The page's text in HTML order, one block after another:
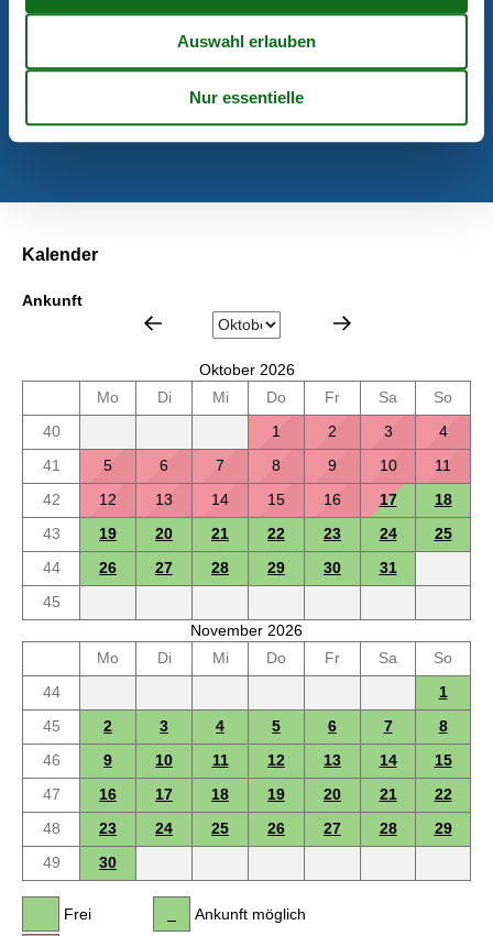
Kurzurlaub zu machen, typischerweise außerhalb der
Hochsaison.
Kalender
Ankunft
Oktober 2026
Mo
Di Mi Do Fr Sa
So
40
1 2 3
4
41
5 6 7 8 9 10
11
42
12 13 14 15 16 17
18
43
19 20 21 22 23 24
25
44
26 27 28 29 30
31
45
November 2026
Mo
Di Mi Do Fr Sa
So
44
1
45
2 3 4 5 6 7
8
46
9 10 11 12 13 14
15
47
16 17 18 19 20 21
22
48
23 24 25 26 27 28
29
49
30
Frei Ankunft möglich